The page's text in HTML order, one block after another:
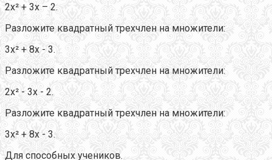
2х² + 3х – 2.
Разложите квадратный трехчлен на множители:
3х² + 8х - 3.
Разложите квадратный трехчлен на множители:
2х² - 3х - 2.
Разложите квадратный трехчлен на множители:
3х² + 8х - 3.
Для способных учеников.